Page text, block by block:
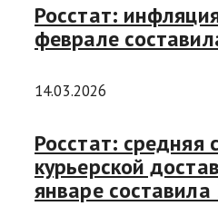
Росстат:
феврале
14.03.2026
Росстат: средняя
курьерской
январе